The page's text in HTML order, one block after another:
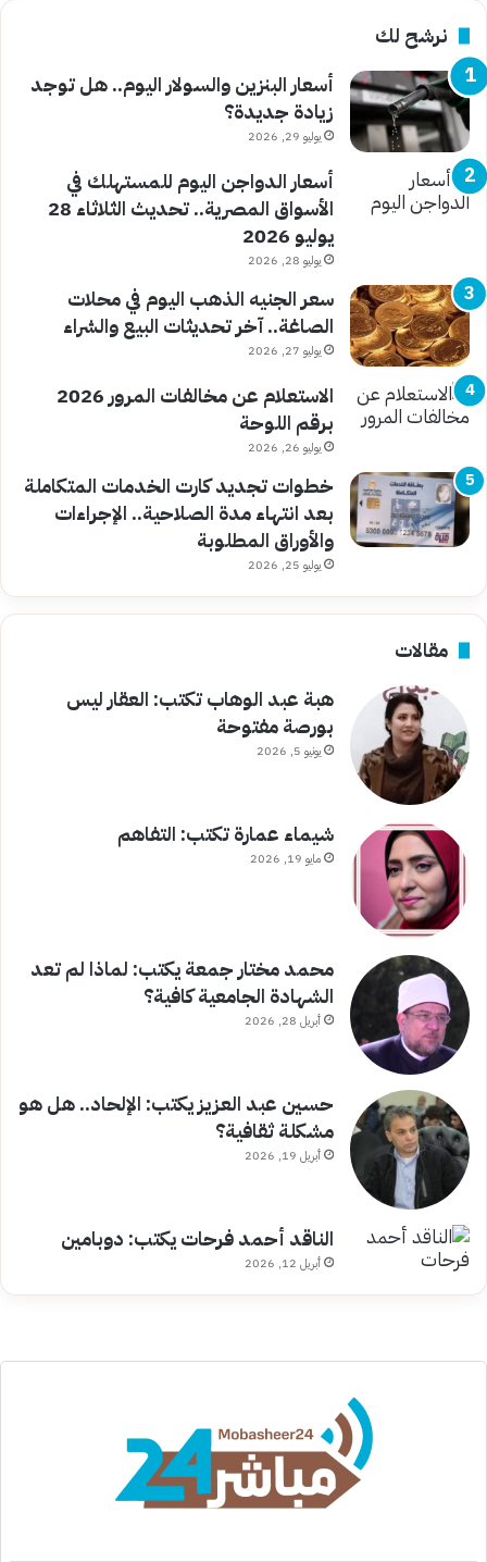
نرشح لك
أسعار البنزين والسولار اليوم.. هل توجد
زيادة جديدة؟
يوليو 29, 2026
أسعار الدواجن اليوم للمستهلك في
الأسواق المصرية.. تحديث الثلاثاء 28
يوليو 2026
يوليو 28, 2026
سعر الجنيه الذهب اليوم في محلات
الصاغة.. آخر تحديثات البيع والشراء
يوليو 27, 2026
الاستعلام عن مخالفات المرور 2026
برقم اللوحة
يوليو 26, 2026
خطوات تجديد كارت الخدمات المتكاملة
بعد انتهاء مدة الصلاحية.. الإجراءات
والأوراق المطلوبة
يوليو 25, 2026
مقالات
هبة عبد الوهاب تكتب: العقار ليس
بورصة مفتوحة
يونيو 5, 2026
شيماء عمارة تكتب: التفاهم
مايو 19, 2026
محمد مختار جمعة يكتب: لماذا لم تعد
الشهادة الجامعية كافية؟
أبريل 28, 2026
حسين عبد العزيز يكتب: الإلحاد.. هل هو
مشكلة ثقافية؟
أبريل 19, 2026
الناقد أحمد فرحات يكتب: دوبامين
أبريل 12, 2026